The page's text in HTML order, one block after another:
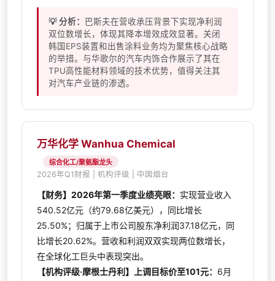
💡 分析：
巴斯夫在营收承压背景下实现净利润
双位数增长，体现其降本增效成效显著。关闭
韩国EPS装置和出售涂料业务均为聚焦核心战略
的举措。与华歌尔的汽车内饰合作展示了其在
TPU高性能材料领域的技术优势，值得关注其
对汽车产业链的渗透。
万华化学 Wanhua Chemical
综合化工/聚氨酯龙头
2026年Q1财报 | 机构评级 | 中国烟台
【财务】2026年第一季度业绩亮眼： 实现营业收入
540.52亿元（约79.68亿美元），同比增长
25.50%；归属于上市公司股东净利润37.18亿元，同
比增长20.62%。营收和利润双双实现两位数增长，
在全球化工巨头中表现突出。
【机构评级·摩根士丹利】上调目标价至101元： 6月